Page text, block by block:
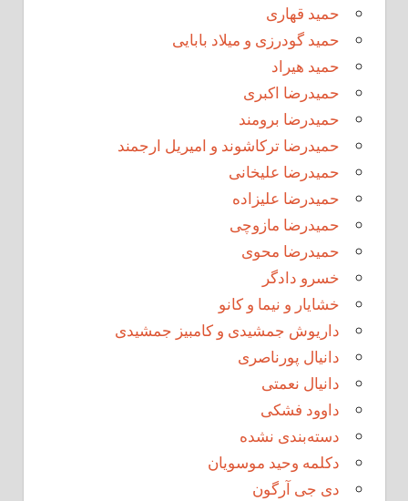
حمید قهاری
حمید گودرزی و میلاد بابایی
حمید هیراد
حمیدرضا اکبری
حمیدرضا برومند
حمیدرضا ترکاشوند و امیریل ارجمند
حمیدرضا علیخانی
حمیدرضا علیزاده
حمیدرضا مازوچی
حمیدرضا محوی
خسرو دادگر
خشایار و نیما و کانو
داریوش جمشیدی و کامبیز جمشیدی
دانیال پورناصری
دانیال نعمتی
داوود فشکی
دسته‌بندی نشده
دکلمه وحید موسویان
دی جی آرگون